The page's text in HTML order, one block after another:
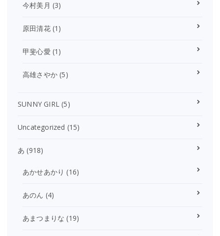
今村美月 (3)
原田清花(1)
甲斐心愛 (1)
高雄さやか (5)
SUNNY GIRL (5)
Uncategorized (15)
あ (918)
あかせあかり (16)
あのん (4)
あまつまりな (19)